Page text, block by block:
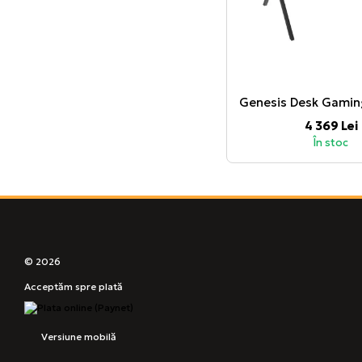
4 369 Lei
În stoc
© 2026
Acceptăm spre plată
Versiune mobilă